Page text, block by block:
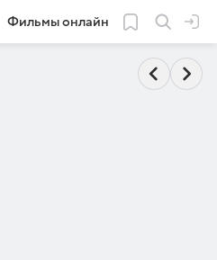
Фильмы онлайн